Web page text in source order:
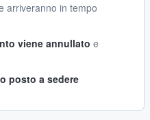
arriveranno in tempo
viene annullato e
posto a sedere